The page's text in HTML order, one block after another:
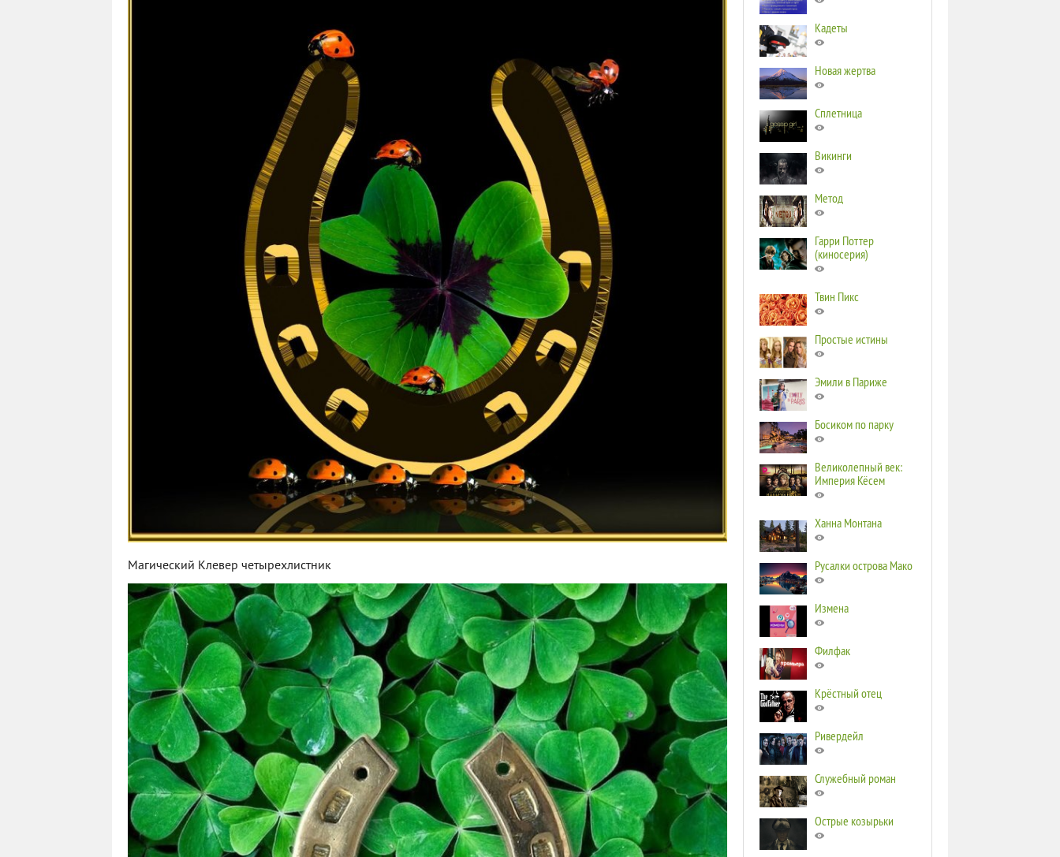
Магический Клевер четырехлистник
Кадеты
Новая жертва
Сплетница
Викинги
Метод
Гарри Поттер
(киносерия)
Твин Пикс
Простые истины
Эмили в Париже
Босиком по парку
Великолепный век:
Империя Кёсем
Ханна Монтана
Русалки острова Мако
Измена
Филфак
Крёстный отец
Ривердейл
Служебный роман
Острые козырьки